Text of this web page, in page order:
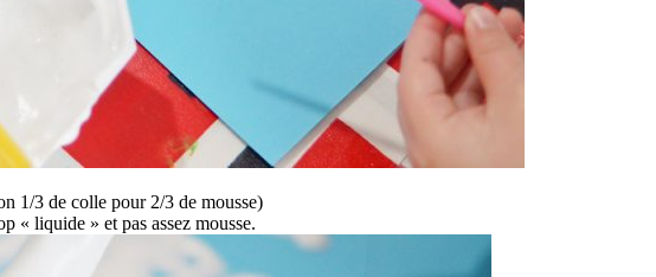
1/3 de colle pour 2/3 de mousse)
« liquide » et pas assez mousse.